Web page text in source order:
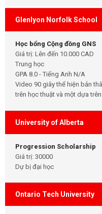
Glenlyon Norfolk School
Học bổng Cộng đồng GNS
Giá trị: Lên đến 10.000 CAD
Trung học
GPA 8.0 - Tiếng Anh N/A
Video 90 giây thể hiện bản
trên học thuật và một dựa
University of Alberta
Progression Scholarship
Giá trị: 30000
Dự bị đại học
Ontario Tech University